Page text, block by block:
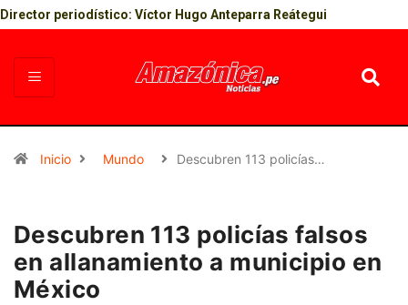
Director periodístico: Víctor Hugo Anteparra Reátegui
Inicio Mundo Descubren 113 policías…
Descubren 113 policías falsos
en allanamiento a municipio en
México